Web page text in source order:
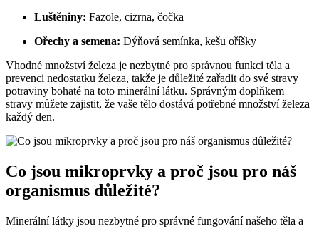
Luštěniny: Fazole, cizrna, čočka
Ořechy a semena: Dýňová semínka, kešu oříšky
Vhodné množství železa je nezbytné pro správnou funkci těla a
prevenci nedostatku železa, takže je důležité zařadit do své stravy
potraviny bohaté na toto minerální látku. Správným doplňkem
stravy můžete zajistit, že vaše tělo dostává potřebné množství železa
každý den.
Co jsou mikroprvky a proč jsou pro náš
organismus důležité?
Minerální látky jsou nezbytné pro správné fungování našeho těla a